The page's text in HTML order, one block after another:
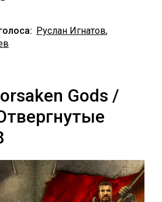
Руслан Игнатов,
Gods /